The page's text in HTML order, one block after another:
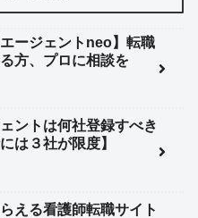
エージェントneo】転職
方、プロに相談を
ントは何社登録すべき
は３社が限度】
える看護師転職サイト